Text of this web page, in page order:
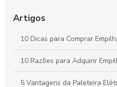
Empresa
Como Escolher a Melhor
Negócio
Peças para Empilhadeira:
para seu Equipamento
Artigos
10 Dicas para Comprar
10 Razões para Adquirir
5 Vantagens da Paleteira